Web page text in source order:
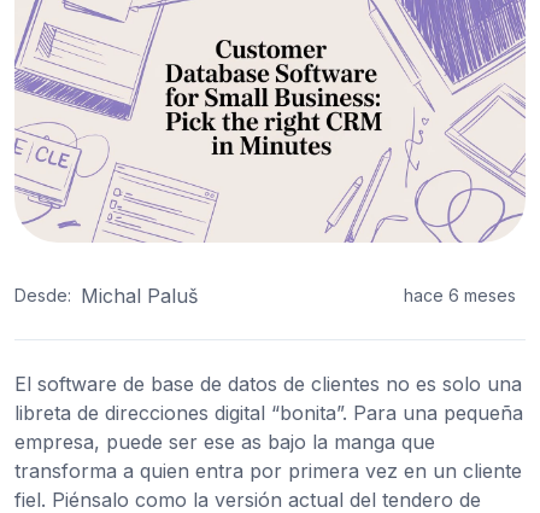
Desde: Michal Paluš hace 6 meses
El software de base de datos de clientes no es solo una
libreta de direcciones digital “bonita”. Para una pequeña
empresa, puede ser ese as bajo la manga que
transforma a quien entra por primera vez en un cliente
fiel. Piénsalo como la versión actual del tendero de